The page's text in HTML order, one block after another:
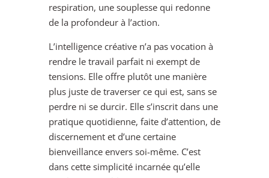
respiration, une souplesse qui redonne
de la profondeur à l’action.
L’intelligence créative n’a pas vocation à
rendre le travail parfait ni exempt de
tensions. Elle offre plutôt une manière
plus juste de traverser ce qui est, sans se
perdre ni se durcir. Elle s’inscrit dans une
pratique quotidienne, faite d’attention, de
discernement et d’une certaine
bienveillance envers soi-même. C’est
dans cette simplicité incarnée qu’elle